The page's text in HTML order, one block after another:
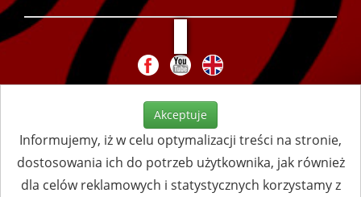
Akceptuje
Informujemy, iż w celu optymalizacji treści na stronie,
dostosowania ich do potrzeb użytkownika, jak również
dla celów reklamowych i statystycznych korzystamy z